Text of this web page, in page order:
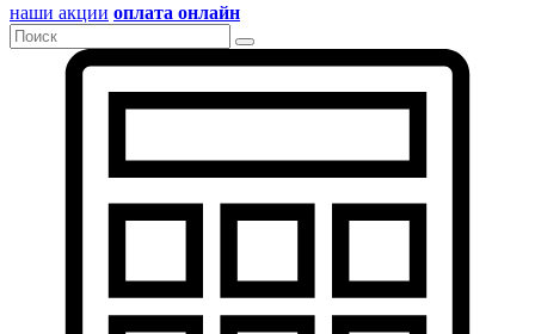
наши акции оплата онлайн